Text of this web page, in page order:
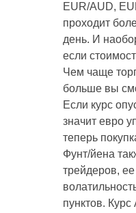
EUR/AUD,
проходит
день. И
если
Чем чаще
больше вы
Если курс
значит евро
теперь
Фунт/йена
трейдеров,
пунктов.